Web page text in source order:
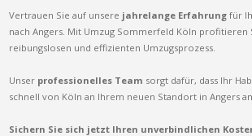
Vertrauen Sie auf unsere jahrelange Erfahrung für
nach Angers. Mit Umzug Sommerfeld Köln profitieren
reibungslosen und effizienten Umzugsprozess.
Unser professionelles Team sorgt dafür, dass Ihr
schnell von Köln an Ihrem neuen Standort in Angers
Sichern Sie sich jetzt Ihren unverbindlichen